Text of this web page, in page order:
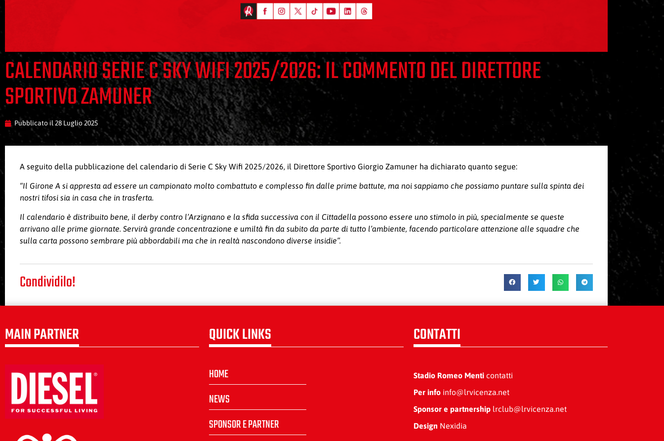
CALENDARIO SERIE C SKY WIFI 2025/2026: IL COMMENTO DEL DIRETTORE
SPORTIVO ZAMUNER
Pubblicato il28 Luglio 2025
A seguito della pubblicazione del calendario di Serie C Sky Wifi 2025/2026, il Direttore Sportivo Giorgio Zamuner ha dichiarato quanto segue:
“Il Girone A si appresta ad essere un campionato molto combattuto e complesso fin dalle prime battute, ma noi sappiamo che possiamo puntare sulla spinta dei
nostri tifosi sia in casa che in trasferta.
Il calendario è distribuito bene, il derby contro l’Arzignano e la sfida successiva con il Cittadella possono essere uno stimolo in più, specialmente se queste
arrivano alle prime giornate. Servirà grande concentrazione e umiltà fin da subito da parte di tutto l’ambiente, facendo particolare attenzione alle squadre che
sulla carta possono sembrare più abbordabili ma che in realtà nascondono diverse insidie”.
Condividilo!
MAIN PARTNER QUICK LINKS
HOME
NEWS
SPONSOR E PARTNER
CONTATTI
Stadio Romeo Menticontatti
Per infoinfo@lrvicenza.net
Sponsor e partnershiplrclub@lrvicenza.net
Design Nexidia